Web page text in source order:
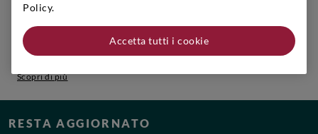
LAVORA CON NOI
Scopri le posizioni aperte e unisciti al team!
Scopri di più
RESTA AGGIORNATO
Policy.
Accetta tutti i cookie